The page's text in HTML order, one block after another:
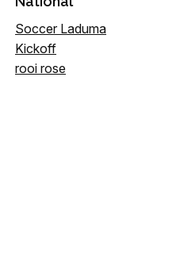
Soccer Laduma
Kickoff
rooi rose